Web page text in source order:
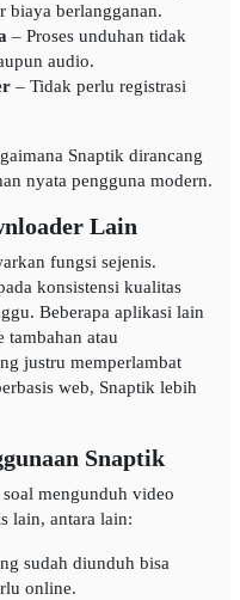
biaya berlangganan.
– Proses unduhan tidak
audio.
– Tidak perlu registrasi
Snaptik dirancang
nyata pengguna modern.
Lain
fungsi sejenis.
konsistensi kualitas
Beberapa aplikasi lain
tambahan atau
justru memperlambat
web, Snaptik lebih
Snaptik
mengunduh video
lain, antara lain:
sudah diunduh bisa
online.